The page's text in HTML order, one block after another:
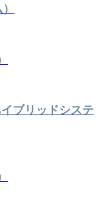
ブリッドシステ